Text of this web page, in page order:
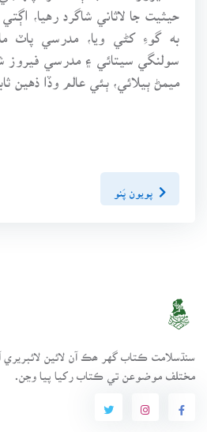
حيثيت جا لاثاني شاگرد رهيا،
به گوءِ کڻي ويا، مدرسي پاٽ
سولنگي سيتائي ۽ مدرسي فيروز
ميمڻ ٻيلائي، ٻئي عالم وڏا ذهين
مختلف موضوعن تي ڪتاب رکيا پيا وڃن.